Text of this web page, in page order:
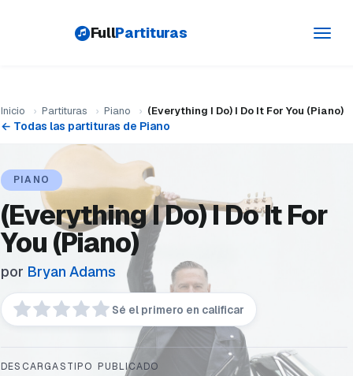
FullPartituras
Inicio › Partituras › Piano › (Everything I Do) I Do It For You (Piano)
← Todas las partituras de Piano
PIANO
(Everything I Do) I Do It For
You (Piano)
por Bryan Adams
Sé el primero en calificar
DESCARGASTIPO PUBLICADO